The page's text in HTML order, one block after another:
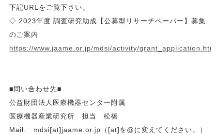
下記URLをご覧下さい。
◇ 2023年度 調査研究助成【公募型リサーチペーパー】募集
のご案内
https://www.jaame.or.jp/mdsi/activity/
■問い合わせ先■
公益財団法人医療機器センター附属
医療機器産業研究所 担当 松橋
Mail. mdsi[at]jaame.or.jp（[at]を@に変えてください。）